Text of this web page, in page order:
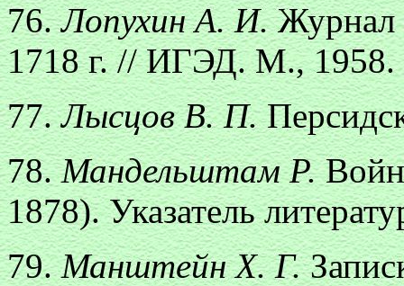
76.Лопухин А. И.Журнал
1718 г. // ИГЭД. М., 1958.
77.Лысцов В. П.
78.Мандельштам Р.
1878). Указатель
79.Манштейн X. Г.